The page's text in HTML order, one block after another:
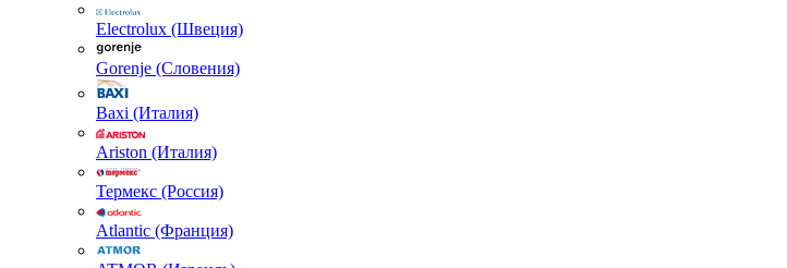
Electrolux (Швеция)
Gorenje (Словения)
Baxi (Италия)
Ariston (Италия)
Термекс (Россия)
Atlantic (Франция)